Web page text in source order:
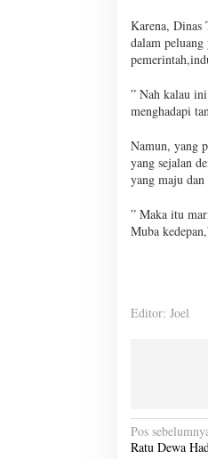
Karena, Dinas
dalam
” Nah kalau
menghadapi
Namun, yang
yang sejalan
yang maju
” Maka itu
Muba
Editor: Joel
N
Pos
Ratu Dewa